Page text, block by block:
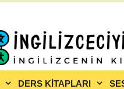
DERS KİTAPLARI